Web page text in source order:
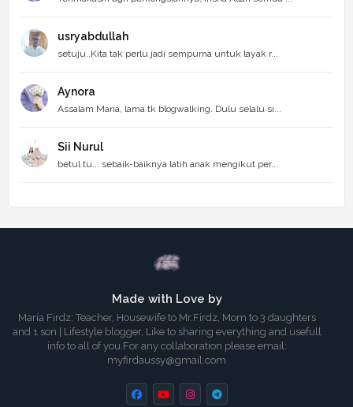
usryabdullah
setuju..Kita tak perlu jadi sempurna untuk layak r...
Aynora
Assalam Maria, lama tk blogwalking. Dulu selalu si...
Sii Nurul
betul tu... sebaik-baiknya latih anak mengikut per...
Made with Love by
Maria Firdz: Teacher, Housewife to Mr.Firdz, Mom to 3 daughters
and 1 son | Lifestyle blogger, Like to sharing everything and usefull
info to all of you.For any collaboration please email:
myfirdaussy@gmail.com